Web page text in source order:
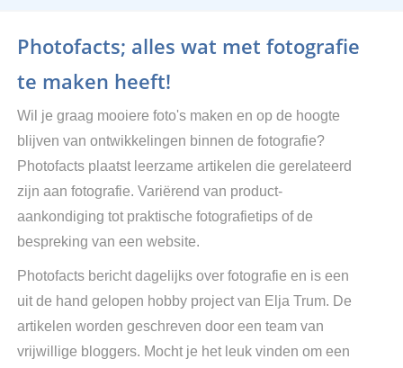
Photofacts; alles wat met fotografie
te maken heeft!
Wil je graag mooiere foto's maken en op de hoogte
blijven van ontwikkelingen binnen de fotografie?
Photofacts plaatst leerzame artikelen die gerelateerd
zijn aan fotografie. Variërend van product-
aankondiging tot praktische fotografietips of de
bespreking van een website.
Photofacts bericht dagelijks over fotografie en is een
uit de hand gelopen hobby project van Elja Trum. De
artikelen worden geschreven door een team van
vrijwillige bloggers. Mocht je het leuk vinden om een